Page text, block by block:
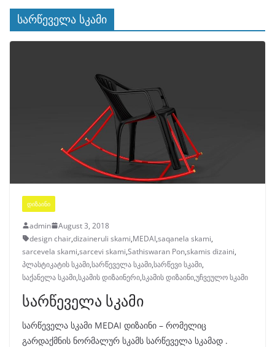
სარწეველა სკამი
ᲓᲘᲖᲐᲘᲜᲘ
admin
August 3, 2018
design chair,dizaineruli skami,MEDAI,saqanela skami,
sarcevela skami,sarcevi skami,Sathiswaran Pon,skamis dizaini,
პლასტიკატის სკამი,სარწეველა სკამი,სარწევი სკამი,
საქანელა სკამი,სკამის დიზაინერი,სკამის დიზაინი,უჩვეულო სკამი
სარწეველა სკამი
სარწეველა სკამი MEDAI დიზაინი – რომელიც
გარდაქმნის ნორმალურ სკამს სარწეველა სკამად .